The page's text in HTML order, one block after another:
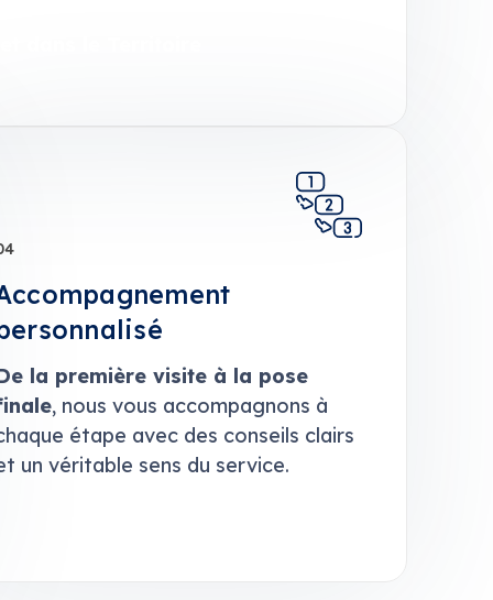
la première visite à la pose
, nous vous accompagnons à
étape avec des conseils clairs
un véritable sens du service.